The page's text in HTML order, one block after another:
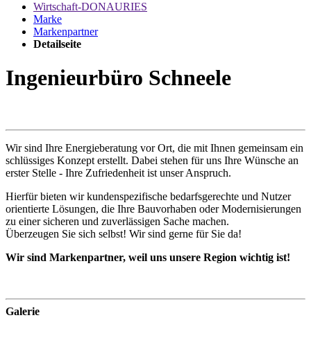
Wirtschaft-DONAURIES
Marke
Markenpartner
Detailseite
Ingenieurbüro Schneele
Wir sind Ihre Energieberatung vor Ort, die mit Ihnen gemeinsam ein
schlüssiges Konzept erstellt. Dabei stehen für uns Ihre Wünsche an
erster Stelle - Ihre Zufriedenheit ist unser Anspruch.
Hierfür bieten wir kundenspezifische bedarfsgerechte und Nutzer
orientierte Lösungen, die Ihre Bauvorhaben oder Modernisierungen
zu einer sicheren und zuverlässigen Sache machen.
Überzeugen Sie sich selbst! Wir sind gerne für Sie da!
Wir sind Markenpartner, weil uns unsere Region wichtig ist!
Galerie